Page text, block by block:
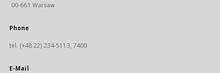
00-661 Warsaw
Phone
tel. (+48 22) 234-5113, 7400
E-Mail